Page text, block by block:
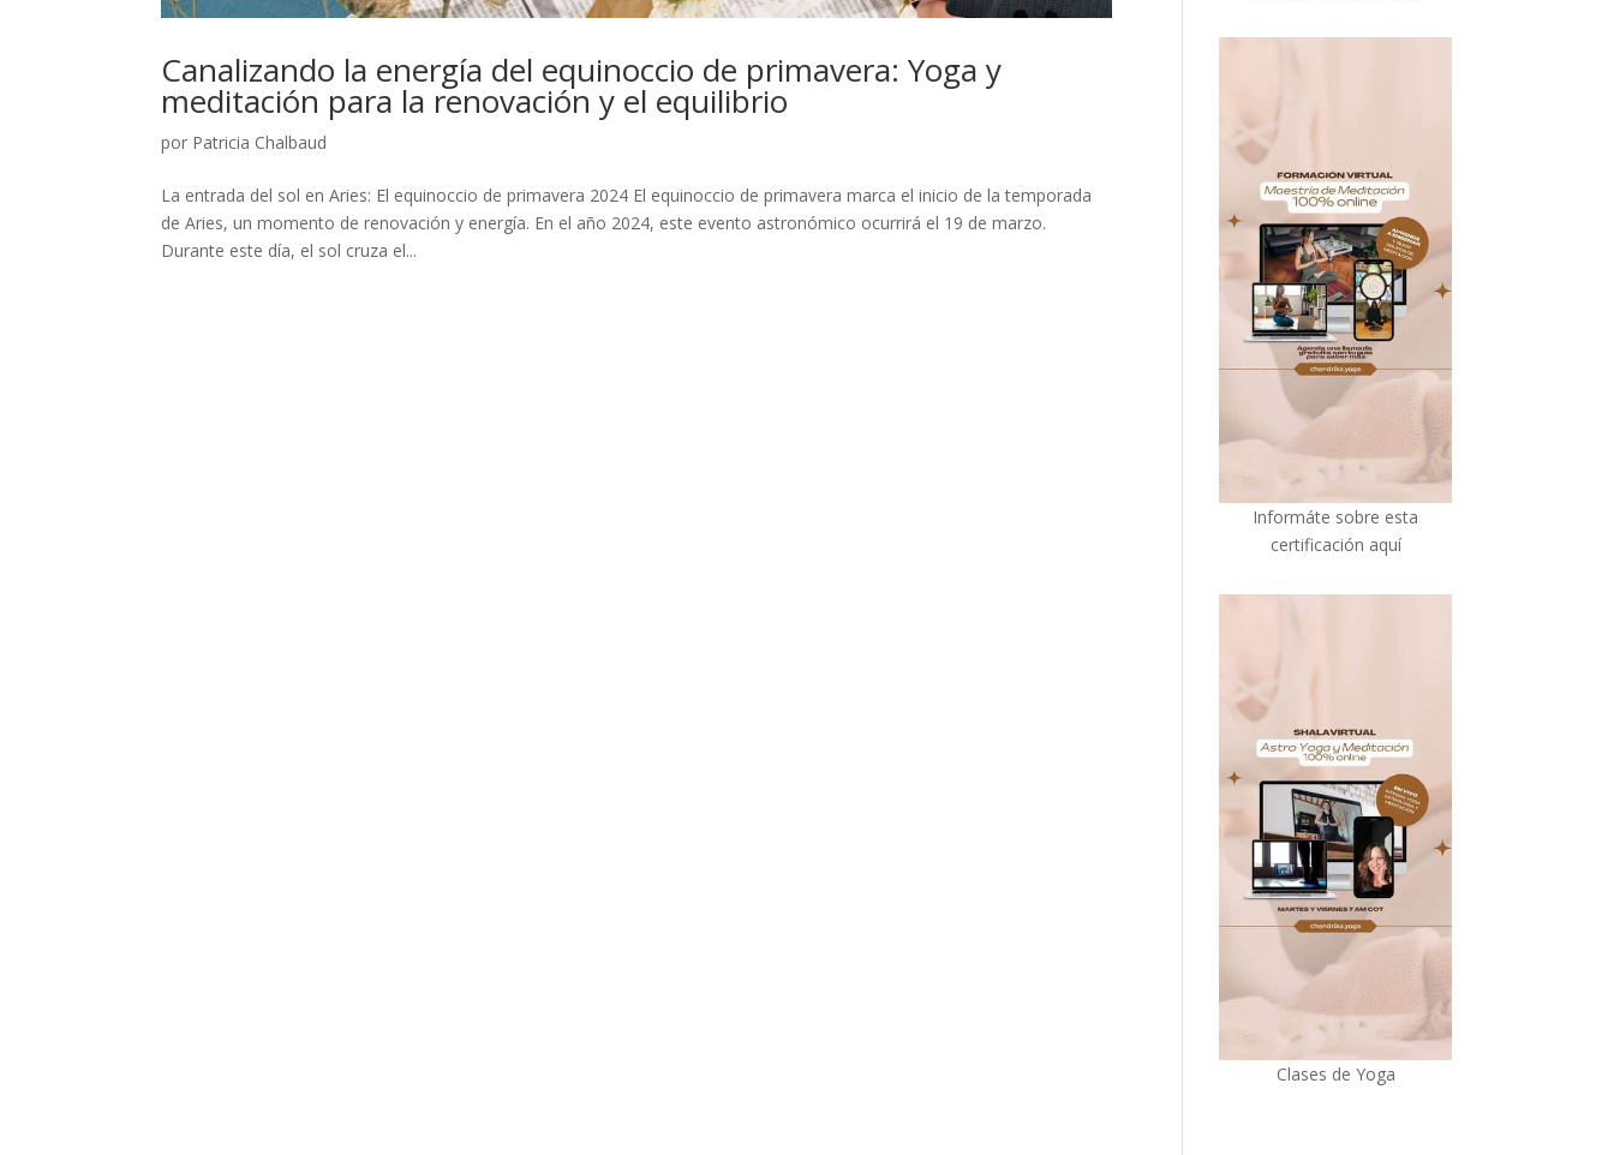
Canalizando la energía del equinoccio de primavera: Yoga y
meditación para la renovación y el equilibrio
por Patricia Chalbaud
La entrada del sol en Aries: El equinoccio de primavera 2024 El equinoccio de primavera marca el inicio de la temporada
de Aries, un momento de renovación y energía. En el año 2024, este evento astronómico ocurrirá el 19 de marzo.
Durante este día, el sol cruza el...
Informáte sobre esta
certificación aquí
Clases de Yoga